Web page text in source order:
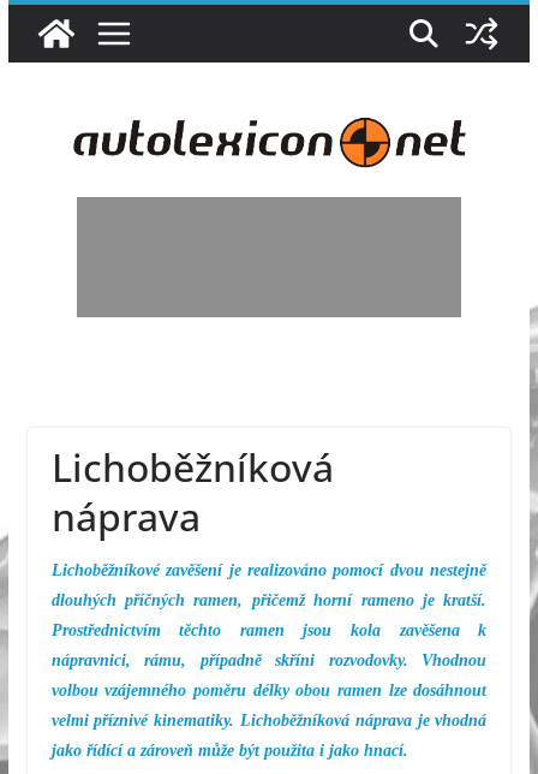
Skip
to
Lichoběžníková
náprava
Lichoběžníkové zavěšení je realizováno pomocí dvou nestejně
dlouhých příčných ramen, přičemž horní rameno je kratší.
Prostřednictvím těchto ramen jsou kola zavěšena k
nápravnici, rámu, případně skříni rozvodovky. Vhodnou
volbou vzájemného poměru délky obou ramen lze dosáhnout
velmi příznivé kinematiky. Lichoběžníková náprava je vhodná
jako řídící a zároveň může být použita i jako hnací.